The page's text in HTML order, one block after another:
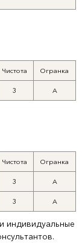
Чистота Огранка
3 А
Чистота Огранка
3 А
3 А
индивидуальные